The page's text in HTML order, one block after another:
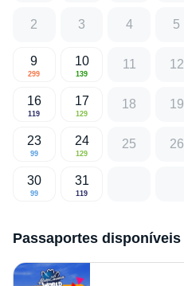
2 3 4 5
9
299
10
139
11 12
16
119
17
129
18 19
23
99
24
129
25 26
30
99
31
119
Passaportes disponíveis